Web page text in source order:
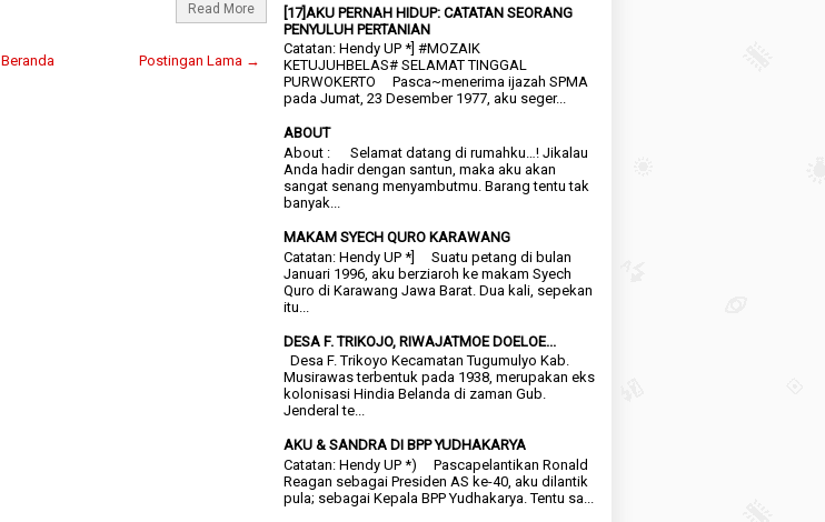
Read More
Postingan Lama →
Beranda
[17]AKU PERNAH HIDUP: CATATAN SEORANG
PENYULUH PERTANIAN
Catatan: Hendy UP *] #MOZAIK
KETUJUHBELAS# SELAMAT TINGGAL
PURWOKERTO Pasca~menerima ijazah SPMA
pada Jumat, 23 Desember 1977, aku seger...
ABOUT
About : Selamat datang di rumahku…! Jikalau
Anda hadir dengan santun, maka aku akan
sangat senang menyambutmu. Barang tentu tak
banyak...
MAKAM SYECH QURO KARAWANG
Catatan: Hendy UP *] Suatu petang di bulan
Januari 1996, aku berziaroh ke makam Syech
Quro di Karawang Jawa Barat. Dua kali, sepekan
itu...
DESA F. TRIKOJO, RIWAJATMOE DOELOE...
Desa F. Trikoyo Kecamatan Tugumulyo Kab.
Musirawas terbentuk pada 1938, merupakan eks
kolonisasi Hindia Belanda di zaman Gub.
Jenderal te...
AKU & SANDRA DI BPP YUDHAKARYA
Catatan: Hendy UP *) Pascapelantikan Ronald
Reagan sebagai Presiden AS ke-40, aku dilantik
pula; sebagai Kepala BPP Yudhakarya. Tentu sa...